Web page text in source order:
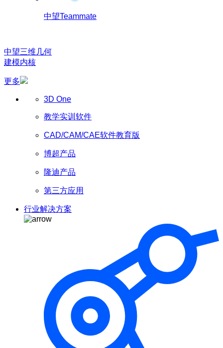
中望Teammate
中望三维几何
建模内核
更多
3D One
教学实训软件
CAD/CAM/CAE软件教育版
博超产品
隆迪产品
第三方应用
行业解决方案